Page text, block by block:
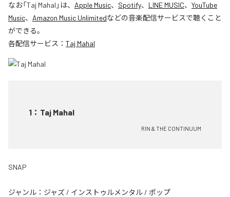
なお「Taj Mahal 」は、 Apple Music、 Spotify、 LINE MUSIC、 YouTube
Music、 Amazon Music Unlimitedなどの音楽配信サービスで聴くこと
ができる。
各配信サービス： Taj Mahal
1 ： Taj Mahal
RIN & THE CONTINUUM
SNAP
ジャンル： ジャズ / インストゥルメンタル / ポップ